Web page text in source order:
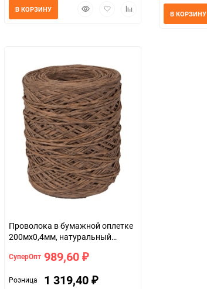
БыстрыйДобавитьДобавить
В КОРЗИНУ
В КОРЗИНУ
Проволока в бумажной оплетке
200мx0,4мм, натуральный
СуперОпт 989,60 ₽
Розница 1 319,40 ₽